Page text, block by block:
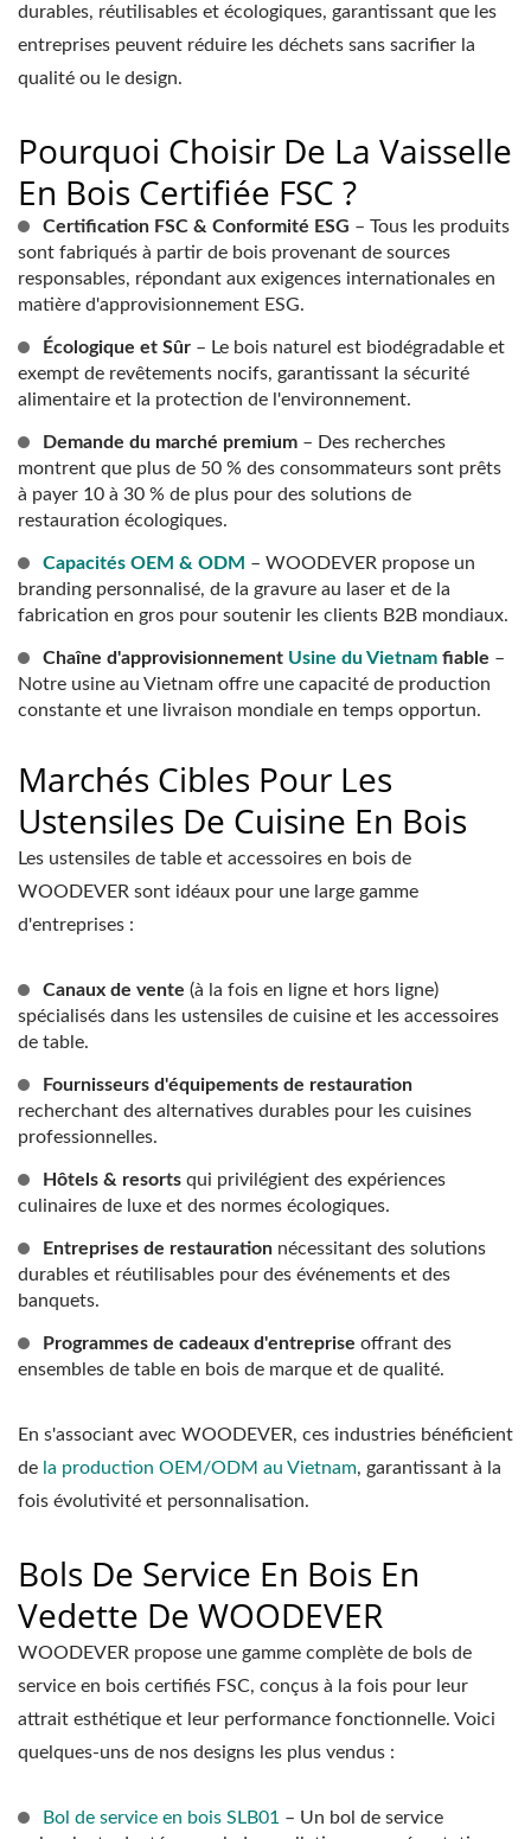
durables, réutilisables et écologiques, garantissant que les
entreprises peuvent réduire les déchets sans sacrifier la
qualité ou le design.
Pourquoi Choisir De La Vaisselle
En Bois Certifiée FSC ?
Certification FSC & Conformité ESG – Tous les produits
sont fabriqués à partir de bois provenant de sources
responsables, répondant aux exigences internationales en
matière d'approvisionnement ESG.
Écologique et Sûr – Le bois naturel est biodégradable et
exempt de revêtements nocifs, garantissant la sécurité
alimentaire et la protection de l'environnement.
Demande du marché premium – Des recherches
montrent que plus de 50 % des consommateurs sont prêts
à payer 10 à 30 % de plus pour des solutions de
restauration écologiques.
Capacités OEM & ODM – WOODEVER propose un
branding personnalisé, de la gravure au laser et de la
fabrication en gros pour soutenir les clients B2B mondiaux.
Chaîne d'approvisionnement Usine du Vietnam fiable –
Notre usine au Vietnam offre une capacité de production
constante et une livraison mondiale en temps opportun.
Marchés Cibles Pour Les
Ustensiles De Cuisine En Bois
Les ustensiles de table et accessoires en bois de
WOODEVER sont idéaux pour une large gamme
d'entreprises :
Canaux de vente (à la fois en ligne et hors ligne)
spécialisés dans les ustensiles de cuisine et les accessoires
de table.
Fournisseurs d'équipements de restauration
recherchant des alternatives durables pour les cuisines
professionnelles.
Hôtels & resorts qui privilégient des expériences
culinaires de luxe et des normes écologiques.
Entreprises de restauration nécessitant des solutions
durables et réutilisables pour des événements et des
banquets.
Programmes de cadeaux d'entreprise offrant des
ensembles de table en bois de marque et de qualité.
En s'associant avec WOODEVER, ces industries bénéficient
de la production OEM/ODM au Vietnam, garantissant à la
fois évolutivité et personnalisation.
Bols De Service En Bois En
Vedette De WOODEVER
WOODEVER propose une gamme complète de bols de
service en bois certifiés FSC, conçus à la fois pour leur
attrait esthétique et leur performance fonctionnelle. Voici
quelques-uns de nos designs les plus vendus :
Bol de service en bois SLB01 – Un bol de service